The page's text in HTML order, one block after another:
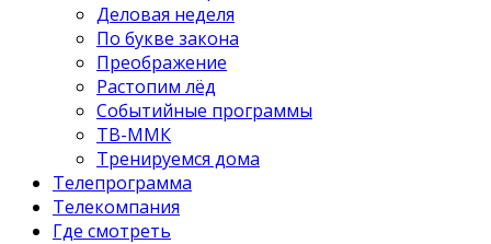
Деловая неделя
По букве закона
Преображение
Растопим лёд
Событийные программы
ТВ-ММК
Тренируемся дома
Телепрограмма
Телекомпания
Где смотреть